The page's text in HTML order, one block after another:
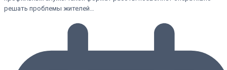
решать проблемы жителей…